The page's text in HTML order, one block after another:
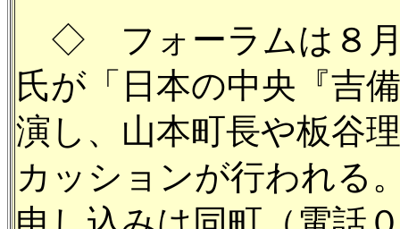
◇ フォーラムは８
氏が「日本の中央『吉
演し、山本町長や板谷
カッションが行われる